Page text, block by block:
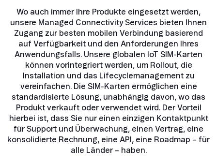
Wo auch immer Ihre Produkte eingesetzt werden,
unsere Managed Connectivity Services bieten Ihnen
Zugang zur besten mobilen Verbindung basierend
auf Verfügbarkeit und den Anforderungen Ihres
Anwendungsfalls. Unsere globalen IoT SIM-Karten
können vorintegriert werden, um Rollout, die
Installation und das Lifecyclemanagement zu
vereinfachen. Die SIM-Karten ermöglichen eine
standardisierte Lösung, unabhängig davon, wo das
Produkt verkauft oder verwendet wird. Der Vorteil
hierbei ist, dass Sie nur einen einzigen Kontaktpunkt
für Support und Überwachung, einen Vertrag, eine
konsolidierte Rechnung, eine API, eine Roadmap – für
alle Länder – haben.